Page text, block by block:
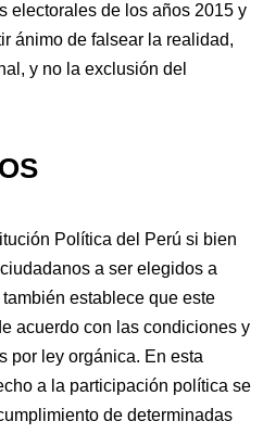
electorales de los años 2015 y
ánimo de falsear la realidad,
y no la exclusión del
Política del Perú si bien
a ser elegidos a
establece que este
acuerdo con las condiciones y
por ley orgánica. En esta
a la participación política se
de determinadas